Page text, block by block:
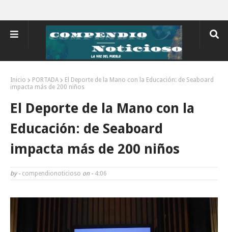
Inicio PORTADA
El Deporte de la Mano con la Educación: de Seaboard
impacta más de 200 niños
El Deporte de la Mano con la
Educación: de Seaboard
impacta más de 200 niños
by - compendionoticioso on - 4:06